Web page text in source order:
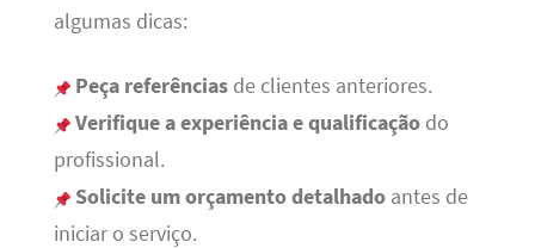
algumas dicas:
Peça referênciasde clientes anteriores.
Verifique a experiência e qualificaçãodo
profissional.
Solicite um orçamento detalhadoantes de
iniciar o serviço.